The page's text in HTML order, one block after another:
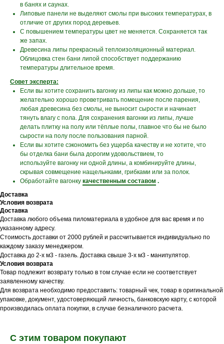
в банях и саунах.
Липовые панели не выделяют смолы при высоких температурах, в
отличие от других пород деревьев.
С повышением температуры цвет не меняется. Сохраняется так
же запах.
Древесина липы прекрасный теплоизоляционный материал.
Облицовка стен бани липой способствует поддержанию
температуры длительное время.
Совет эксперта:
Если вы хотите сохранить вагонку из липы как можно дольше, то
желательно хорошо проветривать помещение после парения,
любая древесина без смолы, не выносит сырости и начинает
тянуть влагу с пола. Для сохранения вагонки из липы, лучше
делать плитку на полу или тёплые полы, главное что бы не было
сырости на полу после пользования парной.
Если вы хотите сэкономить без ущерба качеству и не хотите, что
бы отделка бани была дорогим удовольствием, то
используйте вагонку ни одной длины, а комбинируйте длины,
скрывая совмещение нащельнками, грибками или за полок.
Обработайте вагонку качественным составом .
Доставка
Условия возврата
Доставка
Доставка любого объема пиломатериала в удобное для вас время и по
указанному адресу.
Стоимость доставки от 2000 рублей и рассчитывается индивидуально по
каждому заказу менеджером.
Доставка до 2-х м3 - газель. Доставка свыше 3-х м3 - манипулятор.
Условия возврата
Товар подлежит возврату только в том случае если не соответствует
заявленному качеству.
Для возврата необходимо предоставить: товарный чек, товар в оригинальной
упаковке, документ, удостоверяющий личность, банковскую карту, с которой
производилась оплата покупки, в случае безналичного расчета.
С этим товаром покупают